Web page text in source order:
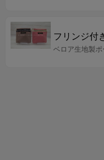
フリンジ付
ベロア生地製